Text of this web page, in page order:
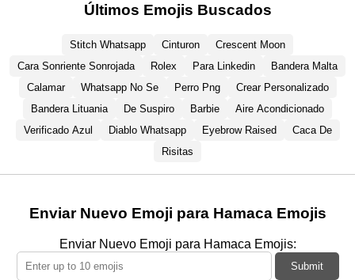
Últimos Emojis Buscados
Stitch Whatsapp Cinturon
Crescent Moon
Cara Sonriente Sonrojada
Rolex Para Linkedin
Bandera Malta
Calamar
Whatsapp No Se Perro Png
Crear Personalizado
Bandera Lituania
De Suspiro Barbie
Aire Acondicionado
Verificado Azul
Diablo Whatsapp Eyebrow Raised
Caca De
Risitas
Enviar Nuevo Emoji para Hamaca Emojis
Enviar Nuevo Emoji para Hamaca Emojis:
Submit